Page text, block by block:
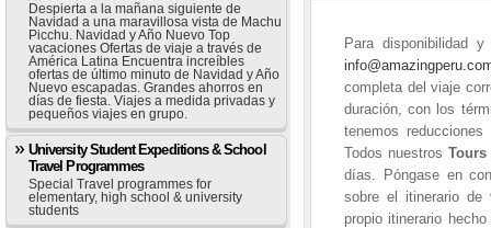
Despierta a la mañana siguiente de
Navidad a una maravillosa vista de Machu
Picchu. Navidad y Año Nuevo Top
vacaciones Ofertas de viaje a través de
América Latina Encuentra increíbles
ofertas de último minuto de Navidad y Año
Nuevo escapadas. Grandes ahorros en
días de fiesta. Viajes a medida privadas y
pequeños viajes en grupo.
University Student Expeditions & School
Travel Programmes
Special Travel programmes for
elementary, high school & university
students
Para disponibilidad
completa del viaje
duración, con los
tenemos
Todos nuestros
días. Póngase en
sobre el itinerario de
propio itinerario